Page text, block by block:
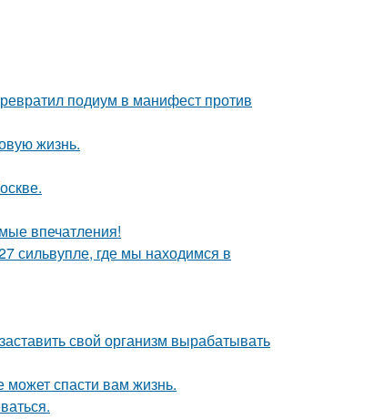
подиум в манифест против
жизнь.
впечатления!
сильвупле, где мы находимся в
свой организм вырабатывать
спасти вам жизнь.